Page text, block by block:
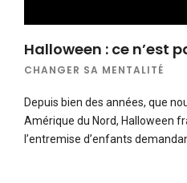
Halloween : ce n’est
CHANGER SA MENTALITÉ
Depuis bien des années, que
Amérique du Nord, Halloween
l’entremise d’enfants